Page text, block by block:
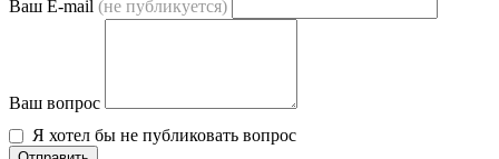
Ваш E-mail (не публикуется)
Ваш вопрос
Я хотел бы не публиковать вопрос